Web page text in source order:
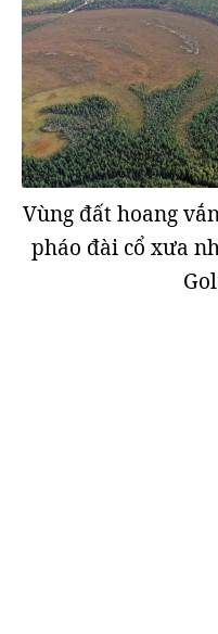
Vùng đất hoang
pháo đài cổ xưa